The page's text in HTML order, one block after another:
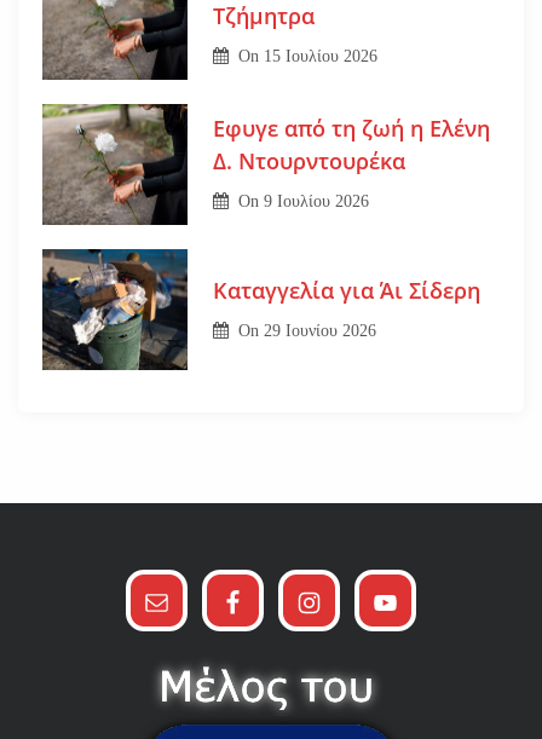
Τζήμητρα
On 15 Ιουλίου 2026
Εφυγε από τη ζωή η Ελένη
Δ. Ντουρντουρέκα
On9 Ιουλίου 2026
Καταγγελία για Άι Σίδερη
On 29 Ιουνίου 2026